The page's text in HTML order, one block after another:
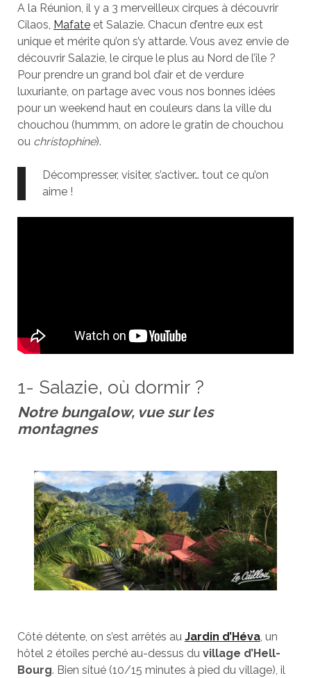
A la Réunion, il y a 3 merveilleux cirques à découvrir
Cilaos, Mafateet Salazie. Chacun d’entre eux est
unique et mérite qu’on s’y attarde. Vous avez envie de
découvrir Salazie, le cirque le plus au Nord de l’île ?
Pour prendre un grand bol d’air et de verdure
luxuriante, on partage avec vous nos bonnes idées
pour un weekend haut en couleurs dans la ville du
chouchou (hummm, on adore le gratin de chouchou
ou christophine).
Décompresser, visiter, s’activer… tout ce qu’on
aime !
1- Salazie, où dormir ?
Notre bungalow, vue sur les
montagnes
Côté détente, on s’est arrêtés au Jardin d’Héva, un
hôtel 2 étoiles perché au-dessus du village d’Hell-
Bourg. Bien situé (10/15 minutes à pied du village), il